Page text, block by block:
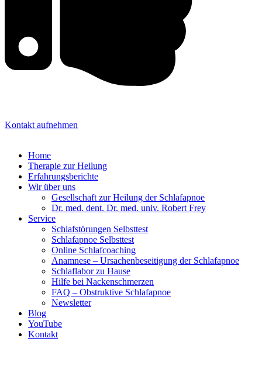
Kontakt aufnehmen
Home
Therapie zur Heilung
Erfahrungsberichte
Wir über uns
Gesellschaft zur Heilung der Schlafapnoe
Dr. med. dent. Dr. med. univ. Robert Frey
Service
Schlafstörungen Selbsttest
Schlafapnoe Selbsttest
Online Schlafcoaching
Anamnese – Ursachenbeseitigung der Schlafapnoe
Schlaflabor zu Hause
Hilfe bei Nackenschmerzen
FAQ – Obstruktive Schlafapnoe
Newsletter
Blog
YouTube
Kontakt